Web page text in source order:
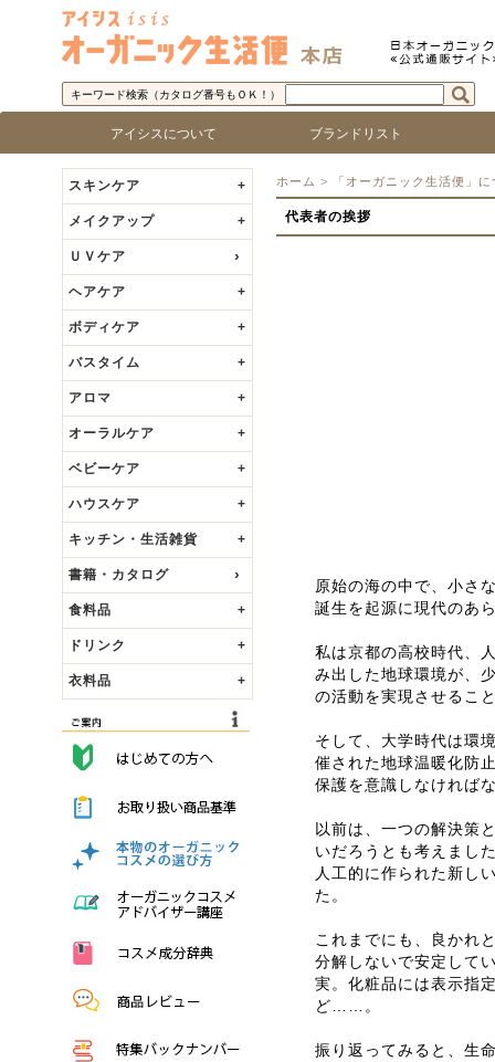
キーワード検索（カタログ番号もＯＫ！）
アイシスについて
アイシス「オーガニック生活便」について
ブランドリスト
ロゴで探す
ブランド名で探す 乾燥
敏感
脂性
混合
年齢
ベビ
スキンケア +
メイクアップ +
ＵＶケア
ヘアケア +
ボディケア +
バスタイム +
アロマ +
オーラルケア +
ベビーケア +
ハウスケア +
キッチン・生活雑貨 +
書籍・カタログ
食料品 +
ドリンク +
衣料品 +
ホーム > 「オーガニック生活便」に
代表者の挨拶
原始の海の中で、小さ
誕生を起源に現代のあ
私は京都の高校時代、
み出した地球環境が、
の活動を実現させるこ
そして、大学時代は環
催された地球温暖化防
保護を意識しなければ
以前は、一つの解決策
いだろうとも考えまし
人工的に作られた新し
た。
これまでにも、良かれ
分解しないで安定して
実。化粧品には表示指
ど……。
振り返ってみると、生